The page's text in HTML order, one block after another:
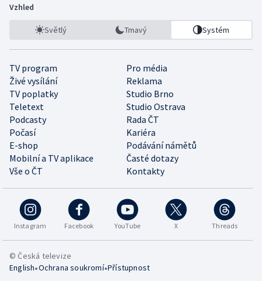
Vzhled
Světlý Tmavý Systém
TV program
Pro média
Živé vysílání
Reklama
TV poplatky
Studio Brno
Teletext
Studio Ostrava
Podcasty
Rada ČT
Počasí
Kariéra
E-shop
Podávání námětů
Mobilní a TV aplikace
Časté dotazy
Vše o ČT
Kontakty
Instagram Facebook YouTube X Threads
© Česká televize
English•Ochrana soukromí•Přístupnost